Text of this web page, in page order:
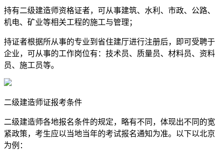
持有二级建造师资格证者，可从事建筑、水利、市政、公路、
机电、矿业等相关工程的施工与管理；
持证者根据所从事的专业到省住建厅进行注册后，即可受聘于
企业，可从事的工作岗位有：技术员、质量员、材料员、资料
员、施工员等。
二级建造师证报考条件
二级建造师各地报名条件的规定，略有不同，体现出不同的宽
紧政策，考生应以当地当年的考试报名通知为准。以下以北京
为例：